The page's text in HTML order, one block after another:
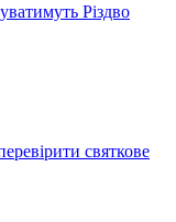
Різдво
святкове